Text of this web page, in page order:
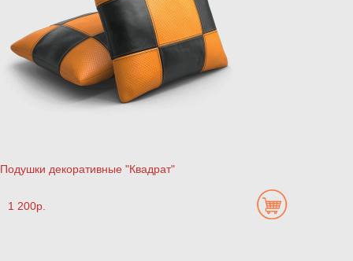
Подушки декоративные "Квадрат"
1 200р.